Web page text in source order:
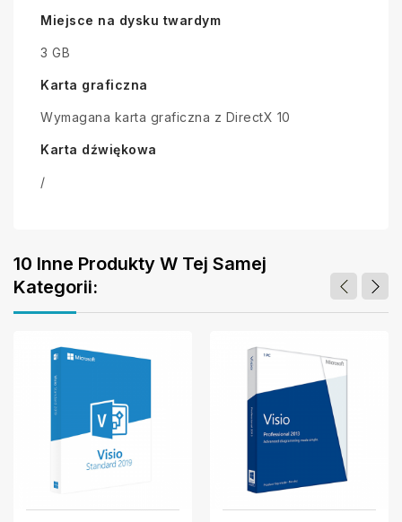
Miejsce na dysku twardym
3 GB
Karta graficzna
Wymagana karta graficzna z DirectX 10
Karta dźwiękowa
/
10 Inne Produkty W Tej Samej
Kategorii: